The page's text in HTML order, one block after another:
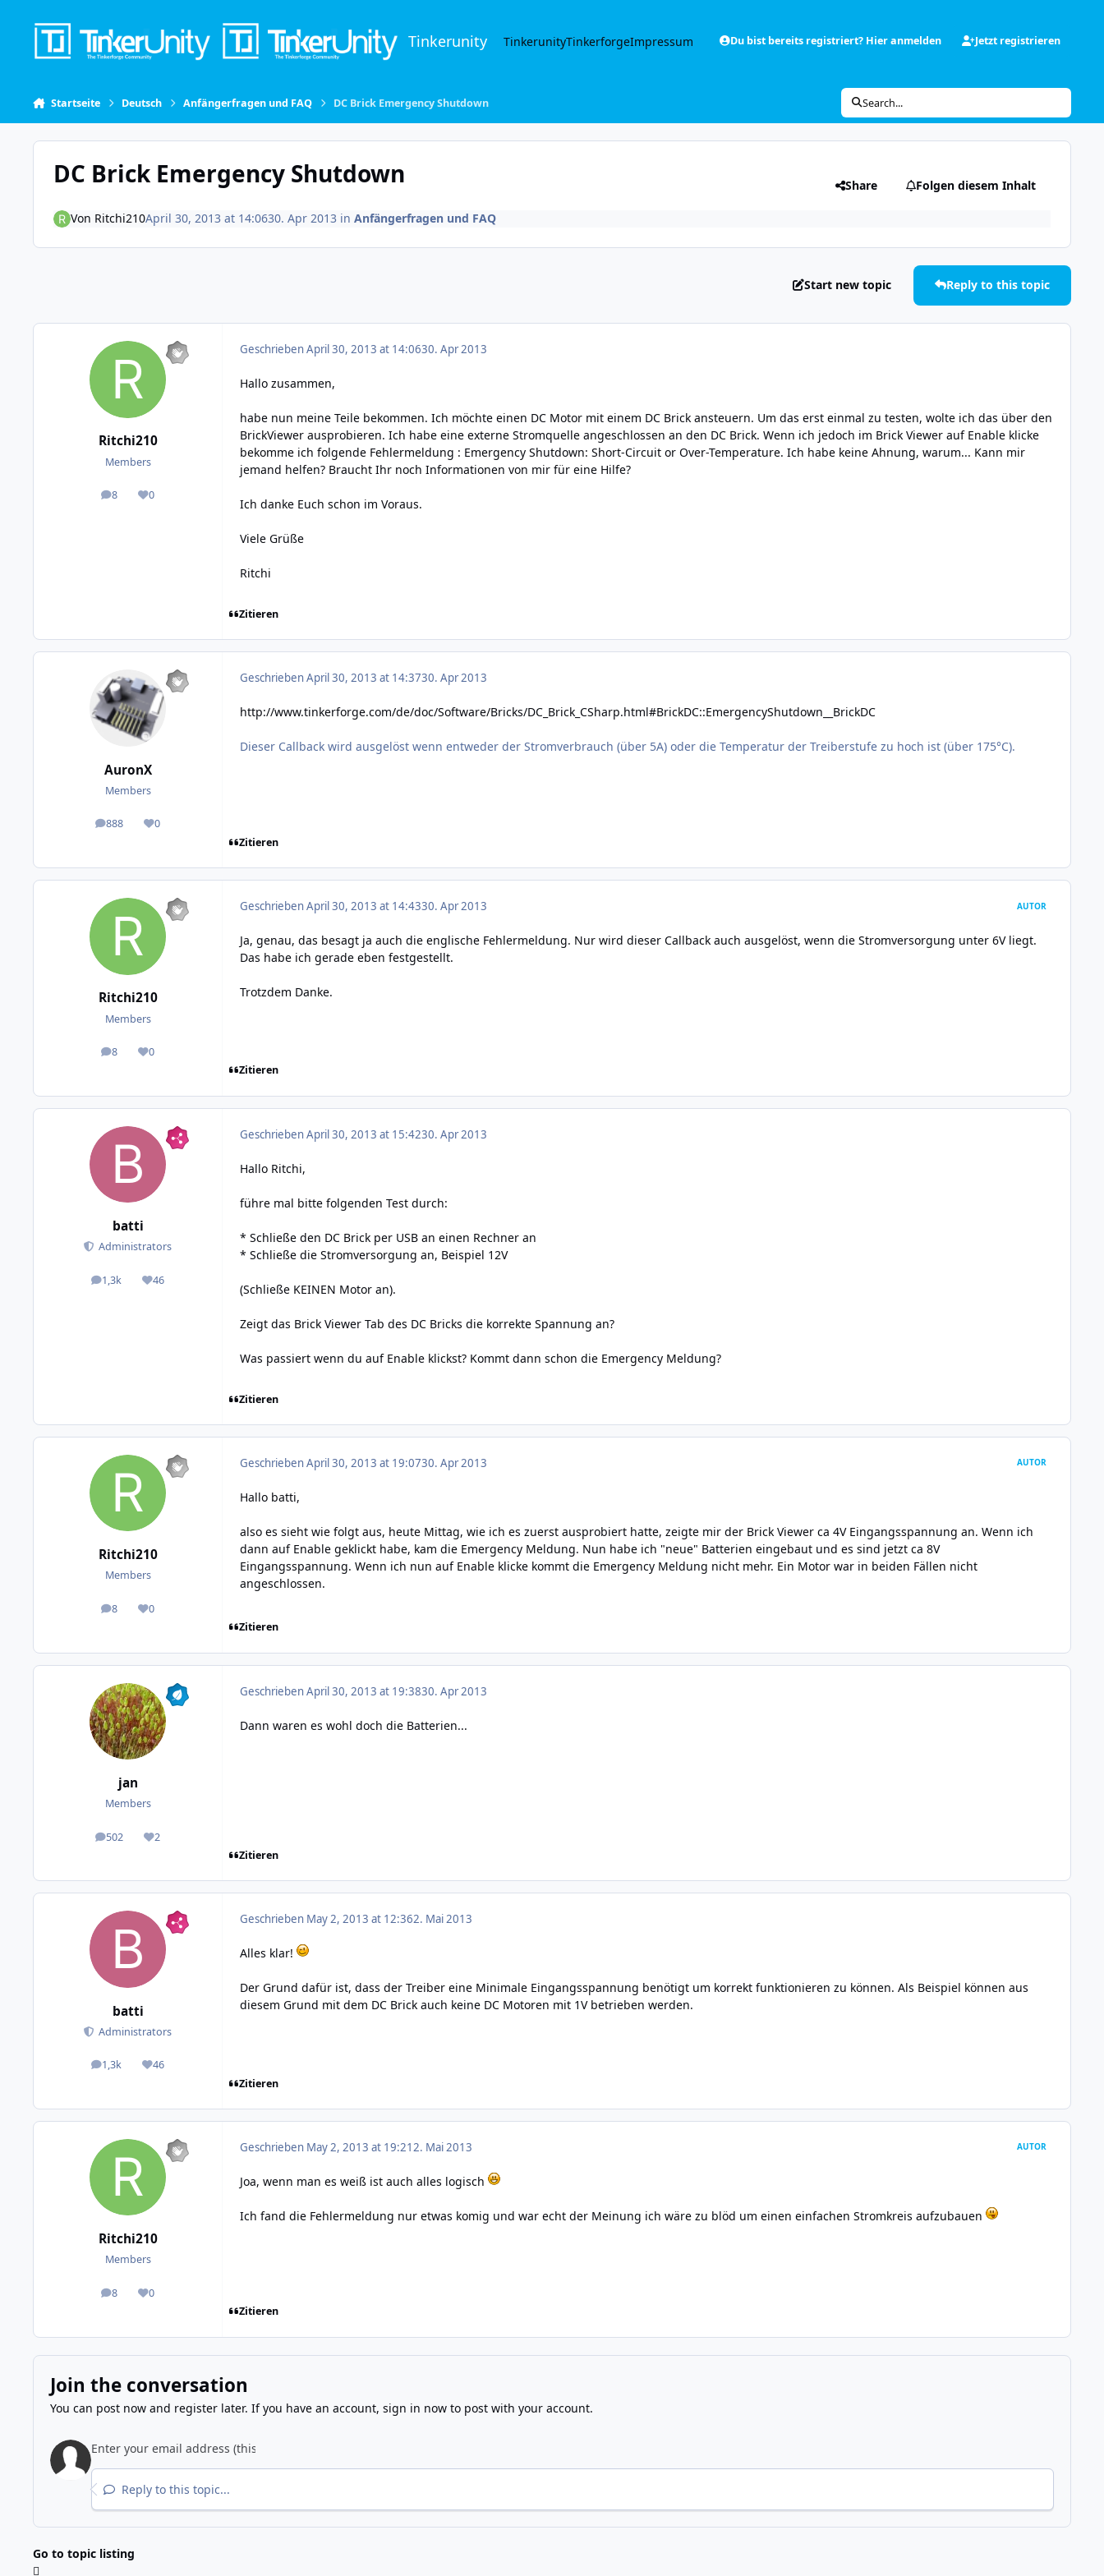
Tinkerunity TinkerunityTinkerforgeImpressum Du bist bereits registriert? Hier anmelden Jetzt registrieren
Startseite Deutsch Anfängerfragen und FAQ DC Brick Emergency Shutdown Search...
DC Brick Emergency Shutdown Share Folgen diesem Inhalt
Von Ritchi210April 30, 2013 at 14:0630. Apr 2013 in Anfängerfragen und FAQ
Start new topic Reply to this topic
Ritchi210
Members
8
posts 0
Reputation
GeschriebenApril 30, 2013 at 14:0630. Apr 2013
Hallo zusammen,
habe nun meine Teile bekommen. Ich möchte einen DC Motor mit einem DC Brick ansteuern. Um das erst einmal zu testen, wolte ich das über den
BrickViewer ausprobieren. Ich habe eine externe Stromquelle angeschlossen an den DC Brick. Wenn ich jedoch im Brick Viewer auf Enable klicke
bekomme ich folgende Fehlermeldung : Emergency Shutdown: Short-Circuit or Over-Temperature. Ich habe keine Ahnung, warum... Kann mir
jemand helfen? Braucht Ihr noch Informationen von mir für eine Hilfe?
Ich danke Euch schon im Voraus.
Viele Grüße
Ritchi
Zitieren
AuronX
Members
888
posts 0
Reputation
GeschriebenApril 30, 2013 at 14:3730. Apr 2013
http://www.tinkerforge.com/de/doc/Software/Bricks/DC_Brick_CSharp.html#BrickDC::EmergencyShutdown__BrickDC
Dieser Callback wird ausgelöst wenn entweder der Stromverbrauch (über 5A) oder die Temperatur der Treiberstufe zu hoch ist (über 175°C).
Zitieren
Ritchi210
Members
8
posts 0
Reputation
GeschriebenApril 30, 2013 at 14:4330. Apr 2013 AUTOR
Ja, genau, das besagt ja auch die englische Fehlermeldung. Nur wird dieser Callback auch ausgelöst, wenn die Stromversorgung unter 6V liegt.
Das habe ich gerade eben festgestellt.
Trotzdem Danke.
Zitieren
batti
Administrators
1,3k
posts 46
Reputation
GeschriebenApril 30, 2013 at 15:4230. Apr 2013
Hallo Ritchi,
führe mal bitte folgenden Test durch:
* Schließe den DC Brick per USB an einen Rechner an
* Schließe die Stromversorgung an, Beispiel 12V
(Schließe KEINEN Motor an).
Zeigt das Brick Viewer Tab des DC Bricks die korrekte Spannung an?
Was passiert wenn du auf Enable klickst? Kommt dann schon die Emergency Meldung?
Zitieren
Ritchi210
Members
8
posts 0
Reputation
GeschriebenApril 30, 2013 at 19:0730. Apr 2013 AUTOR
Hallo batti,
also es sieht wie folgt aus, heute Mittag, wie ich es zuerst ausprobiert hatte, zeigte mir der Brick Viewer ca 4V Eingangsspannung an. Wenn ich
dann auf Enable geklickt habe, kam die Emergency Meldung. Nun habe ich "neue" Batterien eingebaut und es sind jetzt ca 8V
Eingangsspannung. Wenn ich nun auf Enable klicke kommt die Emergency Meldung nicht mehr. Ein Motor war in beiden Fällen nicht
angeschlossen.
Zitieren
jan
Members
502
posts 2
Reputation
GeschriebenApril 30, 2013 at 19:3830. Apr 2013
Dann waren es wohl doch die Batterien...
Zitieren
batti
Administrators
1,3k
posts 46
Reputation
Geschrieben May 2, 2013 at 12:362. Mai 2013
Alles klar!
Der Grund dafür ist, dass der Treiber eine Minimale Eingangsspannung benötigt um korrekt funktionieren zu können. Als Beispiel können aus
diesem Grund mit dem DC Brick auch keine DC Motoren mit 1V betrieben werden.
Zitieren
Ritchi210
Members
8
posts 0
Reputation
Geschrieben May 2, 2013 at 19:212. Mai 2013 AUTOR
Joa, wenn man es weiß ist auch alles logisch
Ich fand die Fehlermeldung nur etwas komig und war echt der Meinung ich wäre zu blöd um einen einfachen Stromkreis aufzubauen
Zitieren
Join the conversation
You can post now and register later. If you have an account, sign in nowto post with your account.
Reply to this topic...
Go to topic listing